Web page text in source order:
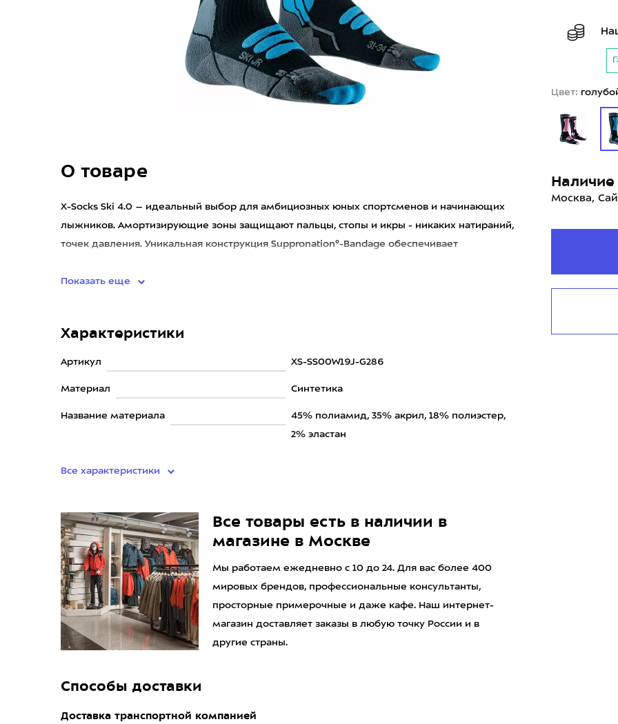
О товаре
X-Socks Ski 4.0 – идеальный выбор для амбициозных юных спортсменов и начинающих
лыжников. Амортизирующие зоны защищают пальцы, стопы и икры - никаких натираний,
точек давления. Уникальная конструкция Suppronation®-Bandage обеспечивает
Показать еще
Характеристики
Артикул XS-SS00W19J-G286
Материал Синтетика
Название материала
45% полиамид, 35% акрил, 18% полиэстер,
2% эластан
Все характеристики
Все товары есть в наличии в
магазине в Москве
Мы работаем ежедневно с 10 до 24. Для вас более 400
мировых брендов, профессиональные консультанты,
просторные примерочные и даже кафе. Наш интернет-
магазин доставляет заказы в любую точку России и в
другие страны.
Способы доставки
Доставка транспортной компанией
Цвет:
Наличие
Москва,